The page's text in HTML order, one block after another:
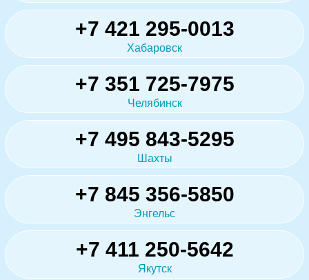
+7 421 295-0013
Хабаровск
+7 351 725-7975
Челябинск
+7 495 843-5295
Шахты
+7 845 356-5850
Энгельс
+7 411 250-5642
Якутск